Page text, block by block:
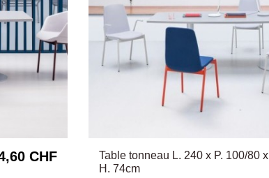
CHF
Table tonneau L. 240 x P. 100/80 x
H. 74cm